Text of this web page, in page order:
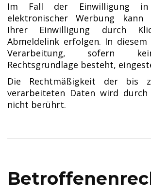
Im Fall der Einwilligung
elektronischer Werbung
Ihrer Einwilligung durch
Abmeldelink erfolgen. In
Verarbeitung, sofern
Rechtsgrundlage besteht,
Die Rechtmäßigkeit der bis
verarbeiteten Daten wird
nicht berührt.